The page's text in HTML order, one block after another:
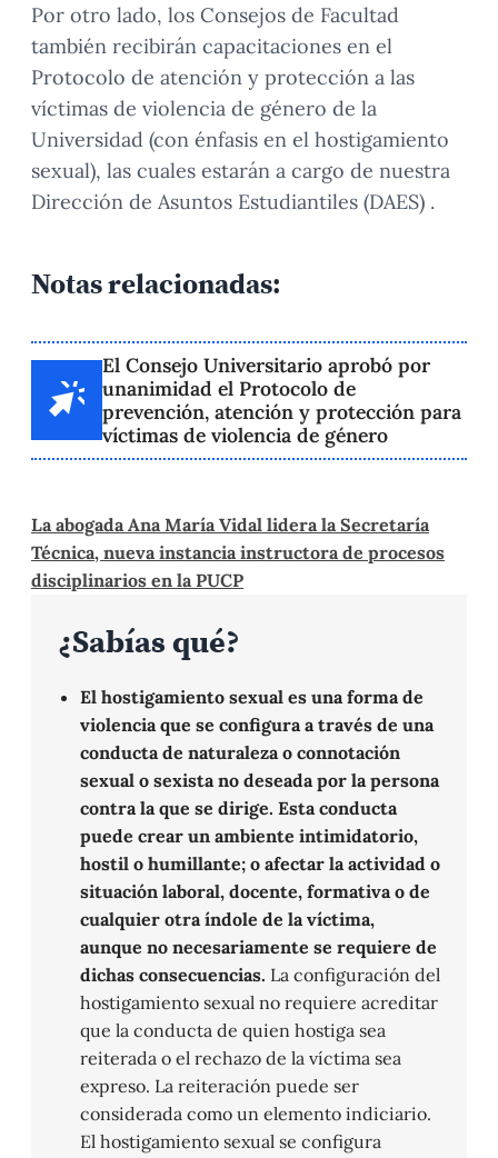
Por otro lado, los Consejos de Facultad
también recibirán capacitaciones en el
Protocolo de atención y protección a las
víctimas de violencia de género de la
Universidad (con énfasis en el hostigamiento
sexual), las cuales estarán a cargo de nuestra
Dirección de Asuntos Estudiantiles (DAES) .
Notas relacionadas:
El Consejo Universitario aprobó por
unanimidad el Protocolo de
prevención, atención y protección para
víctimas de violencia de género
La abogada Ana María Vidal lidera la Secretaría
Técnica, nueva instancia instructora de procesos
disciplinarios en la PUCP
¿Sabías qué?
El hostigamiento sexual es una forma de
violencia que se configura a través de una
conducta de naturaleza o connotación
sexual o sexista no deseada por la persona
contra la que se dirige. Esta conducta
puede crear un ambiente intimidatorio,
hostil o humillante; o afectar la actividad o
situación laboral, docente, formativa o de
cualquier otra índole de la víctima,
aunque no necesariamente se requiere de
dichas consecuencias. La configuración del
hostigamiento sexual no requiere acreditar
que la conducta de quien hostiga sea
reiterada o el rechazo de la víctima sea
expreso. La reiteración puede ser
considerada como un elemento indiciario.
El hostigamiento sexual se configura